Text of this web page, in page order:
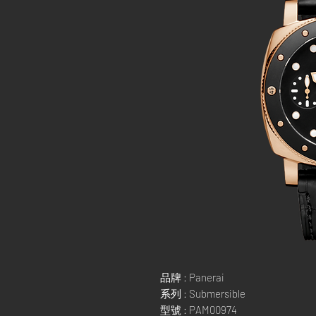
品牌 : Panerai
系列 : Submersible
型號 : PAM00974